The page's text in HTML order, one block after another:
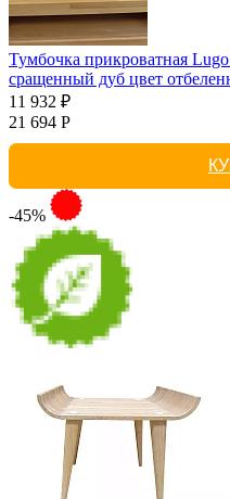
Тумбочка прикроватная
сращенный дуб цвет
11 932 ₽
21 694 Р
-45%